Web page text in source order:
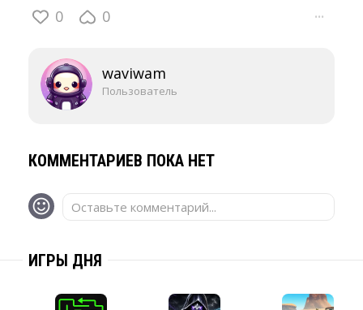
0 0 ···
waviwam
Пользователь
КОММЕНТАРИЕВ ПОКА НЕТ
Оставьте комментарий...
ИГРЫ ДНЯ